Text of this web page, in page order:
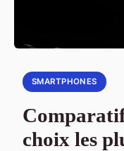
SMARTPHONES
choix les